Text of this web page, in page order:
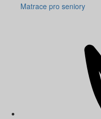
Matrace pro seniory